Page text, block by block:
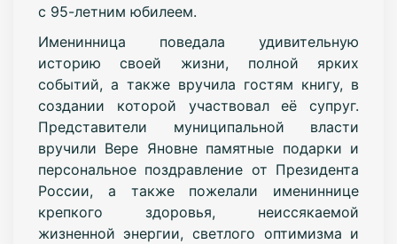
с 95-летним юбилеем.
Именинница поведала удивительную
историю своей жизни, полной ярких
событий, а также вручила гостям книгу, в
создании которой участвовал её супруг.
Представители муниципальной власти
вручили Вере Яновне памятные подарки и
персональное поздравление от Президента
России, а также пожелали имениннице
крепкого здоровья, неиссякаемой
жизненной энергии, светлого оптимизма и